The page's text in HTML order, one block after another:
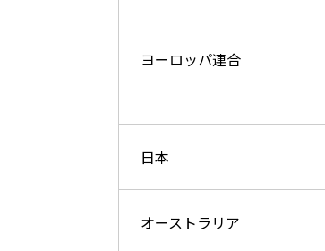
ヨーロッパ連合
日本
オーストラリア